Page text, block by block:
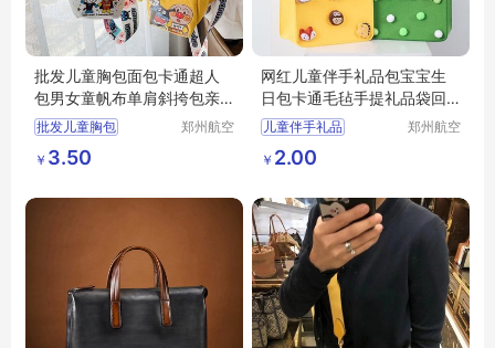
批发儿童胸包面包卡通超人
包男女童帆布单肩斜挎包亲
子手机儿童包
批发儿童胸包
卡通超人包
女童帆布单肩斜挎包
郑州航空
￥ 3.50
网红儿童伴手礼品包宝宝生
日包卡通毛毡手提礼品袋回
礼包
儿童伴手礼品
卡通毛毡手提礼品袋
回礼包
郑州航空
￥ 2.00